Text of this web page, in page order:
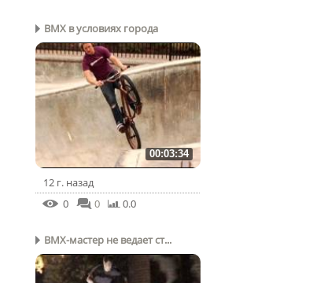
BMX в условиях города
00:03:34
12 г. назад
0
0 0.0
BMX-мастер не ведает ст...